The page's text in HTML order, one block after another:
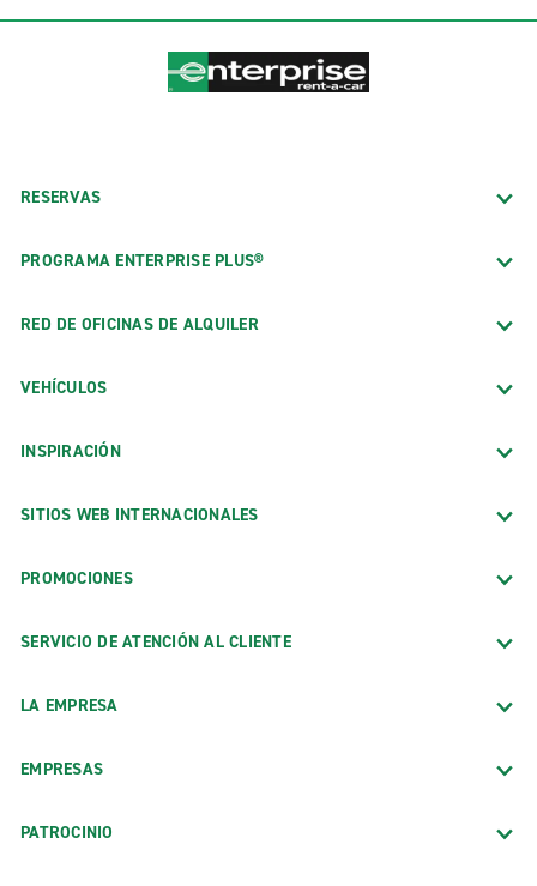
RESERVAS
PROGRAMA ENTERPRISE PLUS®
RED DE OFICINAS DE ALQUILER
VEHÍCULOS
INSPIRACIÓN
SITIOS WEB INTERNACIONALES
PROMOCIONES
SERVICIO DE ATENCIÓN AL CLIENTE
LA EMPRESA
EMPRESAS
PATROCINIO